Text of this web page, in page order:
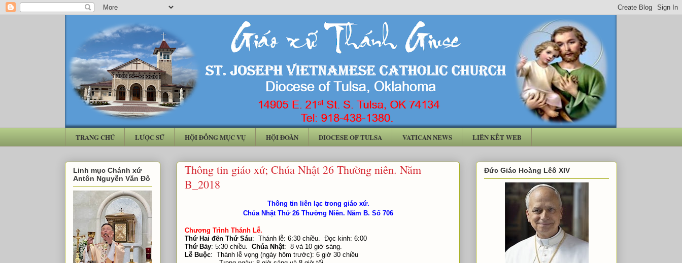
TRANG CHỦ LƯỢC SỬ HỘI ĐỒNG MỤC VỤ HỘI ĐOÀN DIOCESE OF TULSA VATICAN NEWS LIÊN KẾT WEB
Thông tin giáo xứ; Chúa Nhật 26 Thường niên. Năm
B_2018
Thông tin liên lạc trong giáo xứ.
Chúa Nhật Thứ 26 Thường Niên. Năm B. Số 706
Chương Trình Thánh Lễ.
Thứ Hai đến Thứ Sáu: Thánh lễ: 6:30 chiều. Đọc kinh: 6:00
Thứ Bảy: 5:30 chiều. Chúa Nhật: 8 và 10 giờ sáng.
Lễ Buộc: Thánh lễ vọng (ngày hôm trước): 6 giờ 30 chiều
Linh mục Chánh xứ
Antôn Nguyễn Văn Đô
Đức Giáo Hoàng Lêô XIV